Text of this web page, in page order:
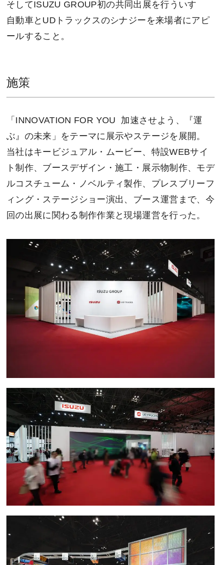
そしてISUZU GROUP初の共同出展を行ういすゞ
自動車とUDトラックスのシナジーを来場者にアピ
ールすること。
施策
「INNOVATION FOR YOU 加速させよう、『運
ぶ』の未来」をテーマに展示やステージを展開。
当社はキービジュアル・ムービー、特設WEBサイ
ト制作、ブースデザイン・施工・展示物制作、モデ
ルコスチューム・ノベルティ製作、プレスブリーフ
ィング・ステージショー演出、ブース運営まで、今
回の出展に関わる制作作業と現場運営を行った。